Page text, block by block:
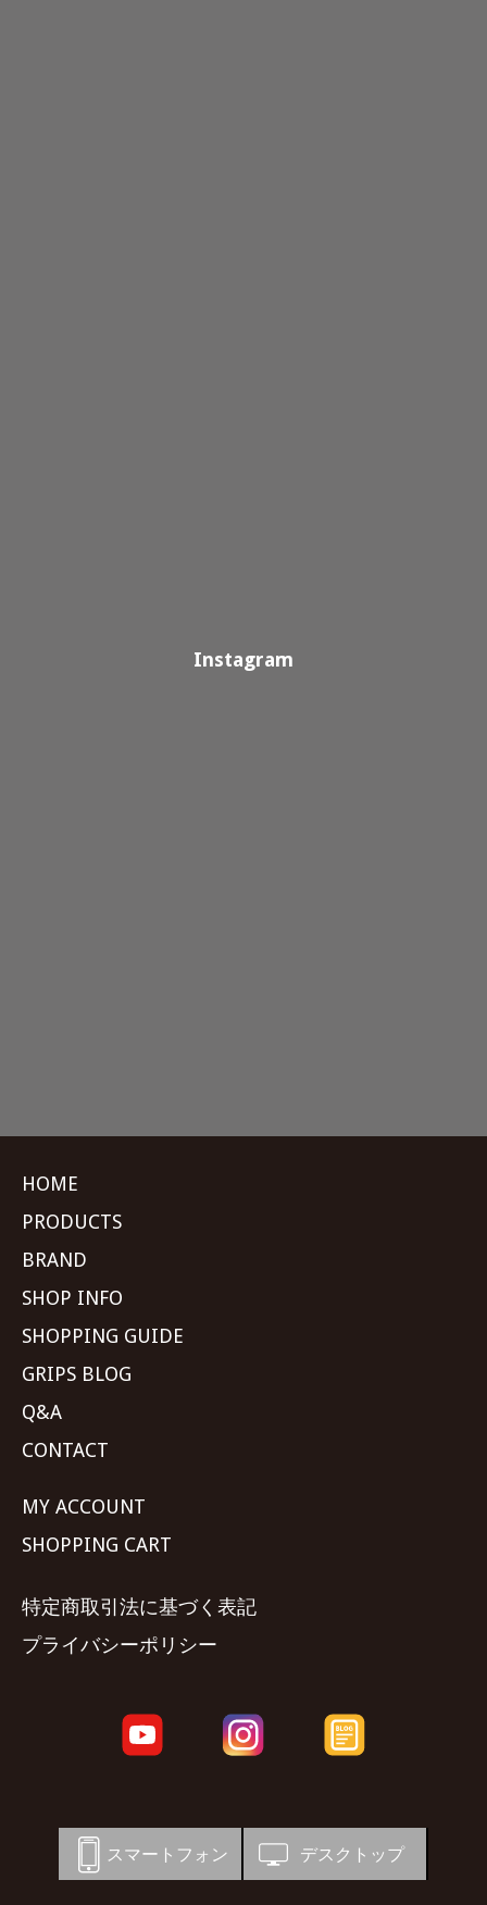
Instagram
HOME
PRODUCTS
BRAND
SHOP INFO
SHOPPING GUIDE
GRIPS BLOG
Q&A
CONTACT
MY ACCOUNT
SHOPPING CART
特定商取引法に基づく表記
プライバシーポリシー
スマートフォン デスクトップ